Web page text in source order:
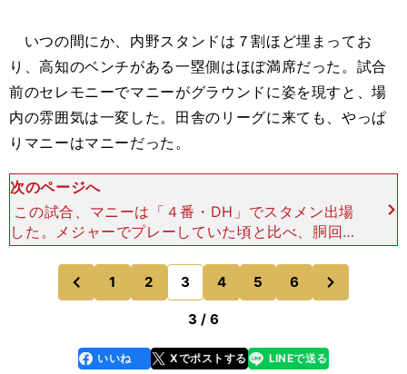
いつの間にか、内野スタンドは７割ほど埋まってお
り、高知のベンチがある一塁側はほぼ満席だった。試合
前のセレモニーでマニーがグラウンドに姿を現すと、場
内の雰囲気は一変した。田舎のリーグに来ても、やっぱ
りマニーはマニーだった。
次のページへ
この試合、マニーは「４番・DH」でスタメン出場
した。メジャーでプレーしていた頃と比べ、胴回り
が太くなった体はいかにも重そうだった。高知サイ
ドから聞こえてくる評判とは裏腹に第１打席は三
振、続く打席もショ
前
のページへ
1 2 3 4 5 6
のページへ
3 / 6
faceboo
k
いいね Xでポストする
line LINEで送る